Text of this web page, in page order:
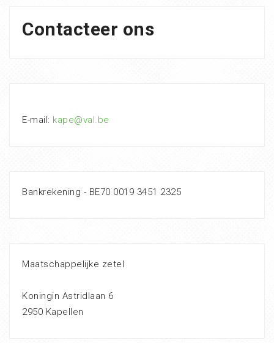
Contacteer ons
E-mail: kape@val.be
Bankrekening - BE70 0019 3451 2325
Maatschappelijke zetel
Koningin Astridlaan 6
2950 Kapellen